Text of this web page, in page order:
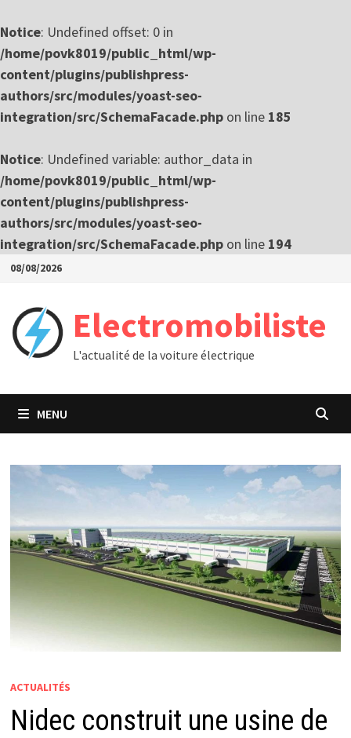
Notice: Undefined offset: 0 in
/home/povk8019/public_html/wp-
content/plugins/publishpress-
authors/src/modules/yoast-seo-
integration/src/SchemaFacade.php on line 185
Notice: Undefined variable: author_data in
/home/povk8019/public_html/wp-
content/plugins/publishpress-
authors/src/modules/yoast-seo-
integration/src/SchemaFacade.php on line 194
Passer
contenu
08/08/2026
Electromobiliste
L'actualité de la voiture électrique
MENU
ACTUALITÉS
Nidec construit une usine de